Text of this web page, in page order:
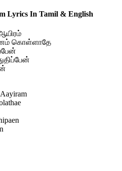
Lyrics In Tamil & English
கொள்ளாதே